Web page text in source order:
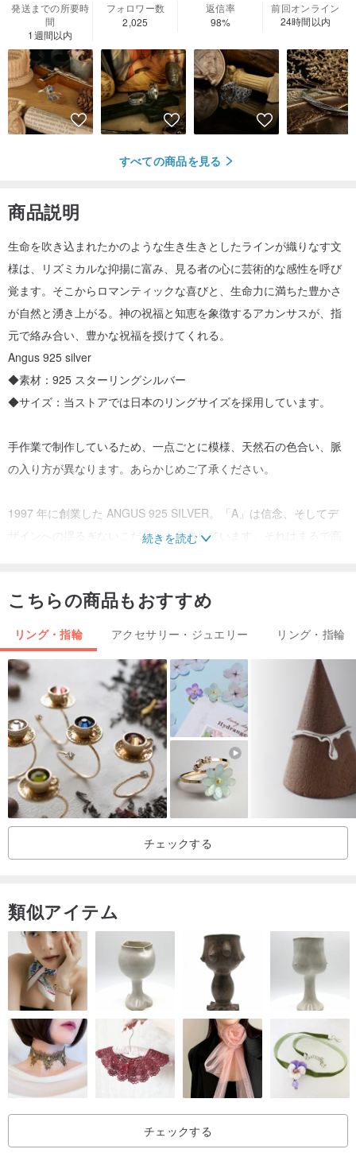
発送までの所要時
間
1週間以内
フォロワー数
2,025
返信率
98%
前回オンライン
24時間以内
すべての商品を見る
商品説明
生命を吹き込まれたかのような生き生きとしたラインが織りなす文
様は、リズミカルな抑揚に富み、見る者の心に芸術的な感性を呼び
覚ます。そこからロマンティックな喜びと、生命力に満ちた豊かさ
が自然と湧き上がる。神の祝福と知恵を象徴するアカンサスが、指
元で絡み合い、豊かな祝福を授けてくれる。
Angus 925 silver
◆素材：925 スターリングシルバー
◆サイズ：当ストアでは日本のリングサイズを採用しています。
手作業で制作しているため、一点ごとに模様、天然石の色合い、脈
の入り方が異なります。あらかじめご了承ください。
1997 年に創業した ANGUS 925 SILVER。「A」は信念、そしてデ
ザインへの揺るぎないこだわりを象徴しています。それはまるで高
私たちのデザインを愛する全ての方へ、唯一無二の感動をお届けし
ANGUS のブランドオーナー、GARY は語ります。「シルバーアク
セサリーは決して手の届かないものではなく、生活の一部であると
信じています。」
私たちは常に、革新性、独自性、そしてプロフェッショナリズムと
いう理念を掲げています。
一つ一つの作品とサービスに心を込め、私たちのデザインを愛する
全ての方に、唯一無二の感動をお届けします。
似合わないシルバーアクセサリーなどありません。あるのは、変化
を受け入れ、挑戦する勇気があるかどうかです。
ギフトラッピングをご希望の場合は、備考欄にご記入ください。
◆お手入れ方法
シルバーアクセサリーは、長く使うと自然な酸化現象が起こりま
す。
シルバーポリッシュクロスで拭いてください。シルバークリーナー
液は使用しないでください。
着用したままシャワーを浴びることは可能ですが、温泉に浸かるこ
とは避けてください。
◆保管時：厚手のティッシュで包み、ジップロックに入れて空気に
触れないようにすることで、酸化を防ぎます。
続きを読む
こちらの商品もおすすめ
リング・指輪 アクセサリー・ジュエリー リング・指輪
チェックする
類似アイテム
チェックする